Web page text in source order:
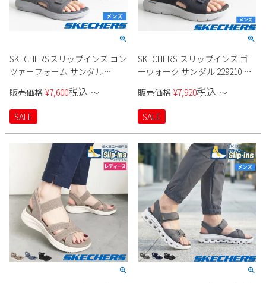
SKECHERSスリップインズ コン
ツァーフォーム サンダル
販売価格 ¥7,600税込 〜
SALE
SKECHERS スリップインズ ゴ
ーウォーク サンダル 229210 メ
販売価格 ¥7,920税込 〜
SALE